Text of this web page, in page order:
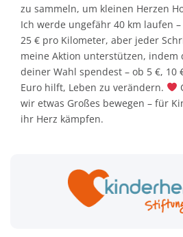
zu sammeln, um kleinen Herzen
Ich werde ungefähr 40 km laufen
25 € pro Kilometer, aber jeder
meine Aktion unterstützen, indem
deiner Wahl spendest – ob 5 €, 10
Euro hilft, Leben zu verändern.
wir etwas Großes bewegen – für
ihr Herz kämpfen.